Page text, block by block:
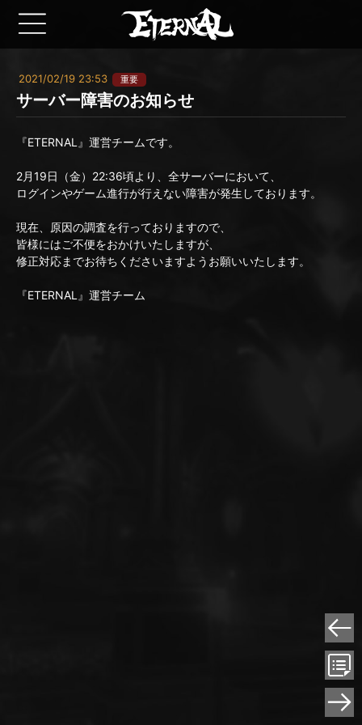
2021/02/19 23:53 重要
サーバー障害のお知らせ
『ETERNAL』運営チームです。
2月19日（金）22:36頃より、全サーバーにおいて、
ログインやゲーム進行が行えない障害が発生しております。
現在、原因の調査を行っておりますので、
皆様にはご不便をおかけいたしますが、
修正対応までお待ちくださいますようお願いいたします。
『ETERNAL』運営チーム